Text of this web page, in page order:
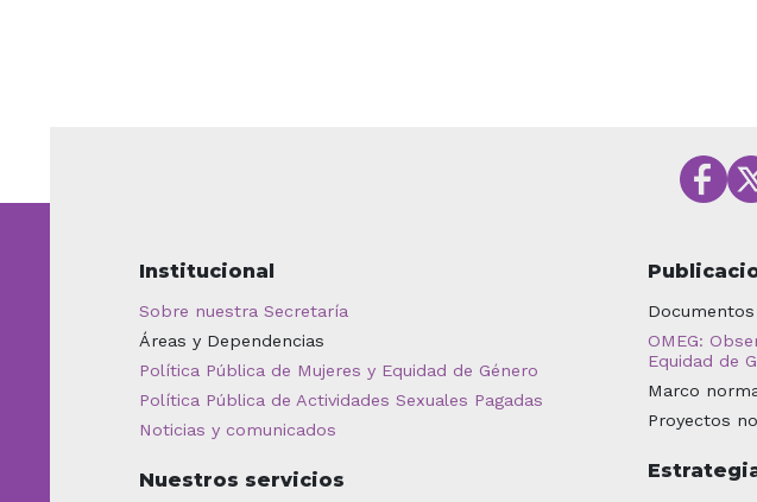
Institucional
Sobre nuestra Secretaría
Áreas y Dependencias
Política Pública de Mujeres y Equidad de Género
Política Pública de Actividades Sexuales Pagadas
Noticias y comunicados
Nuestros servicios
Documentos
OMEG:
Equidad de
Marco
Proyectos